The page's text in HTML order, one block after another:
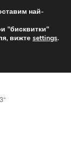
най-
"бисквитки"
вижте settings.